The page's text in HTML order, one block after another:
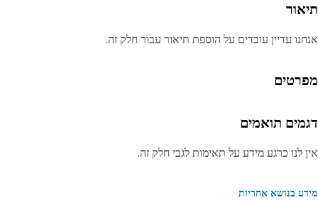
עדיין עובדים על הוספת תיאור עבור חלק זה.
תואמים
לנו כרגע מידע על תאימות לגבי חלק זה.
בנושא אחריות